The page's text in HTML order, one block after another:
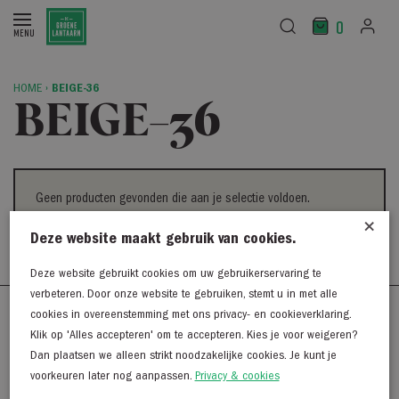
0
HOME › BEIGE-36
BEIGE-36
Geen producten gevonden die aan je selectie voldoen.
Westerkaai 48
8281 BG Genemuiden
038 - 38 55 930
×
Deze website maakt gebruik van cookies.
Deze website gebruikt cookies om uw gebruikerservaring te
verbeteren. Door onze website te gebruiken, stemt u in met alle
cookies in overeenstemming met ons privacy- en cookieverklaring.
Klik op 'Alles accepteren' om te accepteren. Kies je voor weigeren?
Dan plaatsen we alleen strikt noodzakelijke cookies. Je kunt je
voorkeuren later nog aanpassen. Privacy & cookies